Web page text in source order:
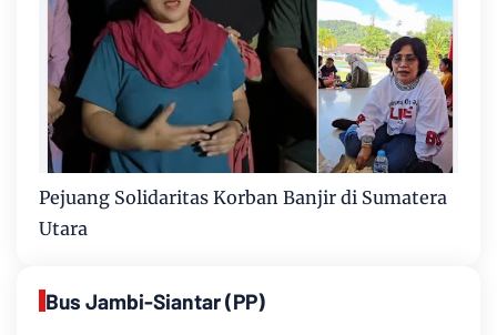
Pejuang Solidaritas Korban Banjir di Sumatera
Utara
Bus Jambi-Siantar (PP)